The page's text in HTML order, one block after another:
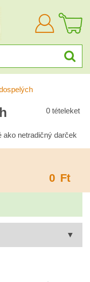
0 tételeket
ako netradičný darček
0 Ft